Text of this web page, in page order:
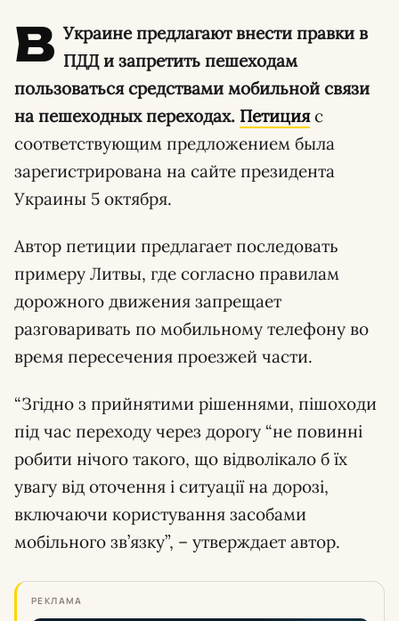
В Украине предлагают внести правки в
ПДД и запретить пешеходам
пользоваться средствами мобильной связи
на пешеходных переходах. Петицияс
соответствующим предложением была
зарегистрирована на сайте президента
Украины 5 октября.
Автор петиции предлагает последовать
примеру Литвы, где согласно правилам
дорожного движения запрещает
разговаривать по мобильному телефону во
время пересечения проезжей части.
“Згідно з прийнятими рішеннями, пішоходи
під час переходу через дорогу “не повинні
робити нічого такого, що відволікало б їх
увагу від оточення і ситуації на дорозі,
включаючи користування засобами
мобільного зв’язку”, – утверждает автор.
РЕКЛАМА